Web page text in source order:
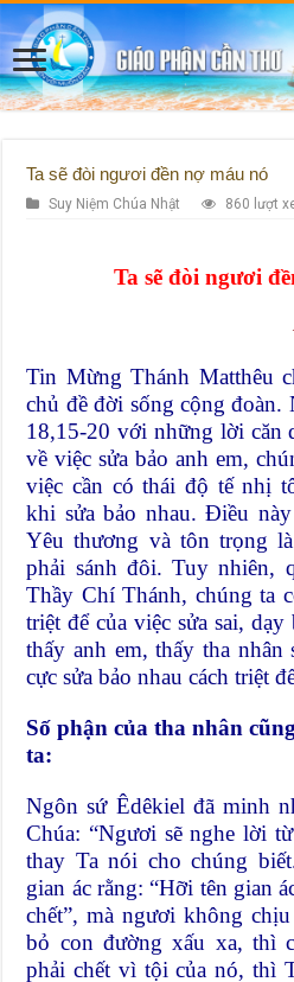
Ta sẽ đòi ngươi đền nợ máu nó
Suy Niệm Chúa Nhật 860 lượt
Ta sẽ đòi ngươi
Tin Mừng Thánh Matthêu
chủ đề đời sống cộng
18,15-20 với những lời căn
về việc sửa bảo anh em,
việc cần có thái độ tế nhị
khi sửa bảo nhau. Điều
Yêu thương và tôn trọng
phải sánh đôi. Tuy nhiên,
Thầy Chí Thánh, chúng ta
triệt để của việc sửa sai,
thấy anh em, thấy tha
cực sửa bảo nhau cách triệt
Số phận của tha nhân
ta:
Ngôn sứ Êdêkiel đã minh
Chúa: “Ngươi sẽ nghe lời
thay Ta nói cho chúng
gian ác rằng: “Hỡi tên gian
chết”, mà ngươi không
bỏ con đường xấu xa, thì
phải chết vì tội của nó, thì